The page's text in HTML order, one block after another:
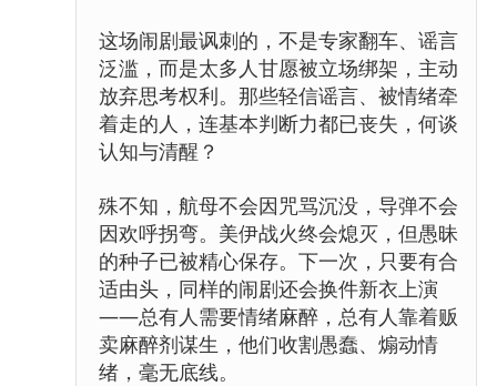
这场闹剧最讽刺的，不是专家翻车、谣言
泛滥，而是太多人甘愿被立场绑架，主动
放弃思考权利。那些轻信谣言、被情绪牵
着走的人，连基本判断力都已丧失，何谈
认知与清醒？
殊不知，航母不会因咒骂沉没，导弹不会
因欢呼拐弯。美伊战火终会熄灭，但愚昧
的种子已被精心保存。下一次，只要有合
适由头，同样的闹剧还会换件新衣上演
——总有人需要情绪麻醉，总有人靠着贩
卖麻醉剂谋生，他们收割愚蠢、煽动情
绪，毫无底线。